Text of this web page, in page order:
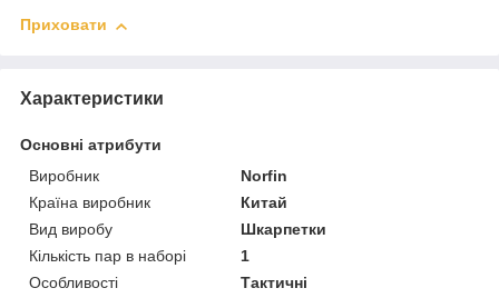
Приховати
Характеристики
Основні атрибути
Виробник
Norfin
Країна виробник
Китай
Вид виробу
Шкарпетки
Кількість пар в наборі
1
Особливості
Тактичні